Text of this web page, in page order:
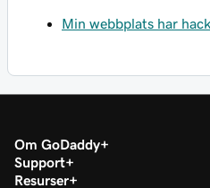
Min webbplats har
Om GoDaddy
Support
Resurser